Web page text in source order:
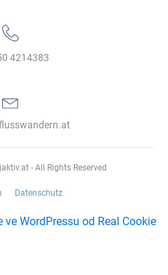
4214383‬
- All Rights Reserved
Datenschutz
WordPressu od Real Cookie